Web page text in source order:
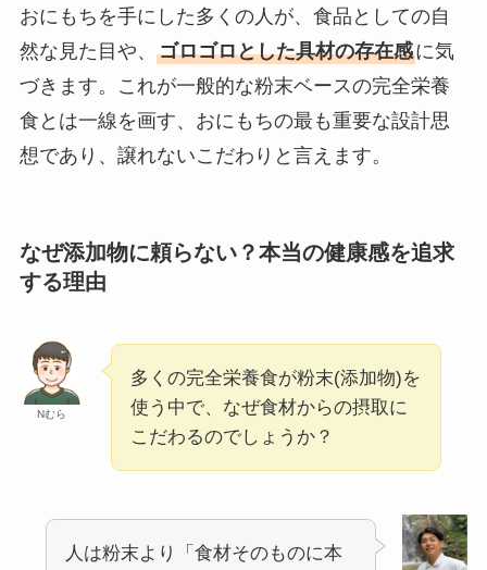
おにもちを手にした多くの人が、食品としての自
然な見た目や、 ゴロゴロとした具材の存在感に気
づきます。これが一般的な粉末ベースの完全栄養
食とは一線を画す、おにもちの最も重要な設計思
想であり、譲れないこだわりと言えます。
なぜ添加物に頼らない？本当の健康感を追求
する理由
Nむら
多くの完全栄養食が粉末(添加物)を
使う中で、なぜ食材からの摂取に
こだわるのでしょうか？
人は粉末より「食材そのものに本